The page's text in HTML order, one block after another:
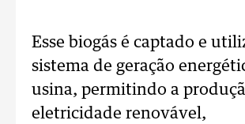
Esse biogás é captado e
sistema de geração
usina, permitindo a
eletricidade renovável,